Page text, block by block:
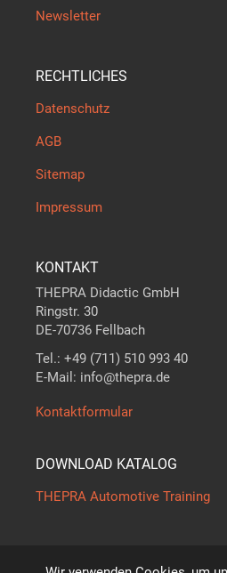
Newsletter
RECHTLICHES
Datenschutz
AGB
Sitemap
Impressum
KONTAKT
THEPRA Didactic GmbH
Ringstr. 30
DE-70736 Fellbach
Tel.: +49 (711) 510 993 40
E-Mail: info@thepra.de
Kontaktformular
DOWNLOAD KATALOG
THEPRA Automotive Training